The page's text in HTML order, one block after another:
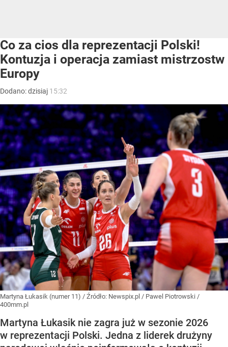
Co za cios dla reprezentacji Polski!
Kontuzja i operacja zamiast mistrzostw
Europy
Dodano:dzisiaj 15:32
Martyna Łukasik (numer 11) / Źródło: Newspix.pl / Pawel Piotrowski /
400mm.pl
Martyna Łukasik nie zagra już w sezonie 2026
w reprezentacji Polski. Jedna z liderek drużyny